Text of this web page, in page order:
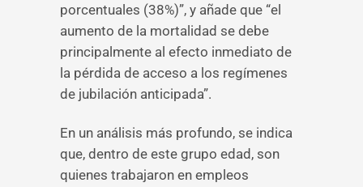
porcentuales (38%)”, y añade que “el
aumento de la mortalidad se debe
principalmente al efecto inmediato de
la pérdida de acceso a los regímenes
de jubilación anticipada”.
En un análisis más profundo, se indica
que, dentro de este grupo edad, son
quienes trabajaron en empleos